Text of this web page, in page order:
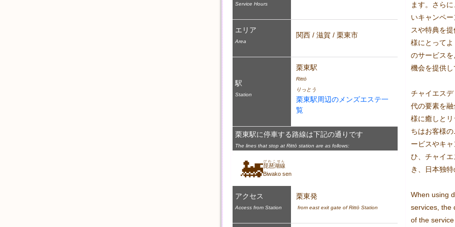
ます。さら
いキャンペ
スや特典を
様にとって
のサービス
機会を提供
チャイエス
代の要素を
様に癒しと
ちはお客様
ービスやキ
ひ、チャイ
き、日本独
When using
services, the
of the
Service Hours
エリア
Area
関西 / 滋賀 / 栗東市
駅
Station
栗東駅
Rittō
りっとう
栗東駅周辺のメンズエステ一
覧
栗東駅に停車する路線は下記の通りです
The lines that stop at Rittō station are as follows:
🚂琵琶湖線
びわこせん
Biwako sen
アクセス
Access from Station
栗東発
from east exit gate of Rittō Station